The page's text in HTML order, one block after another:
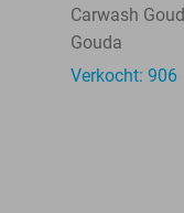
Carwash
Gouda
Verkocht: 906